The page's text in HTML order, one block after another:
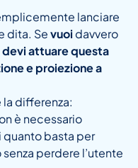
lanciare
dita. Sevuoi davvero
attuare questa
e proiezione a
differenza:
è necessario
basta per
perdere l’utente